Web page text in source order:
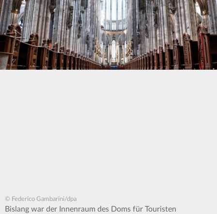
© Federico Gambarini/dpa
Bislang war der Innenraum des Doms für Touristen